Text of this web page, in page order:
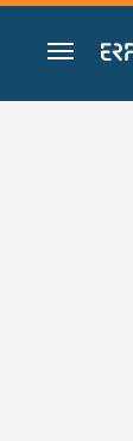
Zum Inhalt